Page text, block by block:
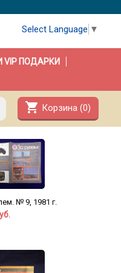
Select Language ▼
VIP ПОДАРКИ
shopping_cart Корзина (0)
№ 9, 1981 г.